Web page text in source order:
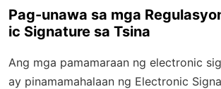
Pag-unawa sa mga
ic Signature sa Tsina
Ang mga pamamaraan ng electronic
ay pinamamahalaan ng Electronic